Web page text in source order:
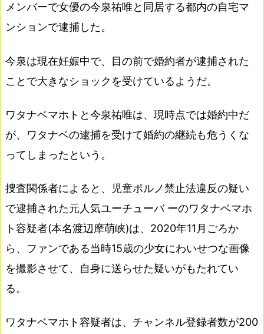
メンバーで女優の今泉祐唯と同居する都内の自宅マ
ンションで逮捕した。
今泉は現在妊娠中で、目の前で婚約者が逮捕された
ことで大きなショックを受けているようだ。
ワタナベマホトと今泉祐唯は、現時点では婚約中だ
が、ワタナベの逮捕を受けて婚約の継続も危うくな
ってしまったという。
捜査関係者によると、児童ポルノ禁止法違反の疑い
で逮捕された元人気ユーチューバ ーのワタナベマホ
ト容疑者(本名渡辺摩萌峡)は、2020年11月ごろか
ら、ファンである当時15歳の少女にわいせつな画像
を撮影させて、自身に送らせた疑いがもたれてい
る。
ワタナベマホト容疑者は、チャンネル登録者数が200